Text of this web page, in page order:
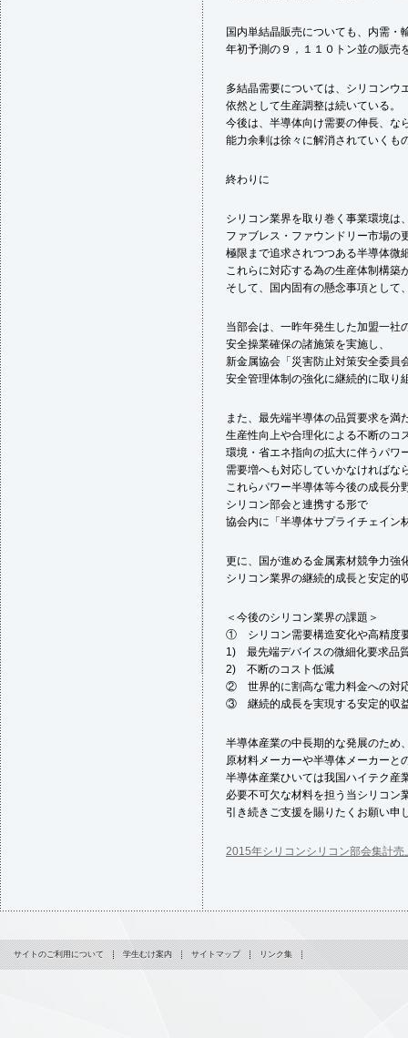
国内単結晶販売についても、内需・
年初予測の９，１１０トン並の販売
多結晶需要については、シリコンウ
依然として生産調整は続いている。
今後は、半導体向け需要の伸長、な
能力余剰は徐々に解消されていくも
終わりに
シリコン業界を取り巻く事業環境は
ファブレス・ファウンドリー市場の
極限まで追求されつつある半導体微
これらに対応する為の生産体制構築
そして、国内固有の懸念事項として
当部会は、一昨年発生した加盟一社
安全操業確保の諸施策を実施し、
新金属協会「災害防止対策安全委員
安全管理体制の強化に継続的に取り
また、最先端半導体の品質要求を満
生産性向上や合理化による不断のコ
環境・省エネ指向の拡大に伴うパワ
需要増へも対応していかなければな
これらパワー半導体等今後の成長分
シリコン部会と連携する形で
協会内に「半導体サプライチェイン
更に、国が進める金属素材競争力強
シリコン業界の継続的成長と安定的
＜今後のシリコン業界の課題＞
① シリコン需要構造変化や高精度
1) 最先端デバイスの微細化要求品
2) 不断のコスト低減
② 世界的に割高な電力料金への対
③ 継続的成長を実現する安定的収
半導体産業の中長期的な発展のため
原材料メーカーや半導体メーカーと
半導体産業ひいては我国ハイテク産
必要不可欠な材料を担う当シリコン
引き続きご支援を賜りたくお願い申
2015年シリコンシリコン部会集計売
サイトのご利用について 学生むけ案内 サイトマップ リンク集